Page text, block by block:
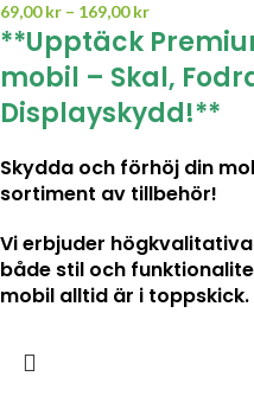
69,00kr – 169,00kr
**Upptäck
mobil – Skal,
Displayskydd!**
Skydda och förhöj din
sortiment av tillbehör!
Vi erbjuder
både stil och
mobil alltid är i toppskick.